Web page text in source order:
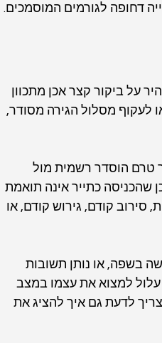
דחופה לגורמים המוסמכים.
על ביקור קצר אכן מתכוון
לעקוף מסלול הגירה מסודר,
טרם הוסדר רשמית מול
שהכניסה כתייר אינה תואמת
סירוב קודם, גירוש קודם, או
בשפה, או נותן תשובות
עלול למצוא את עצמו במצב
לדעת גם איך להציג את